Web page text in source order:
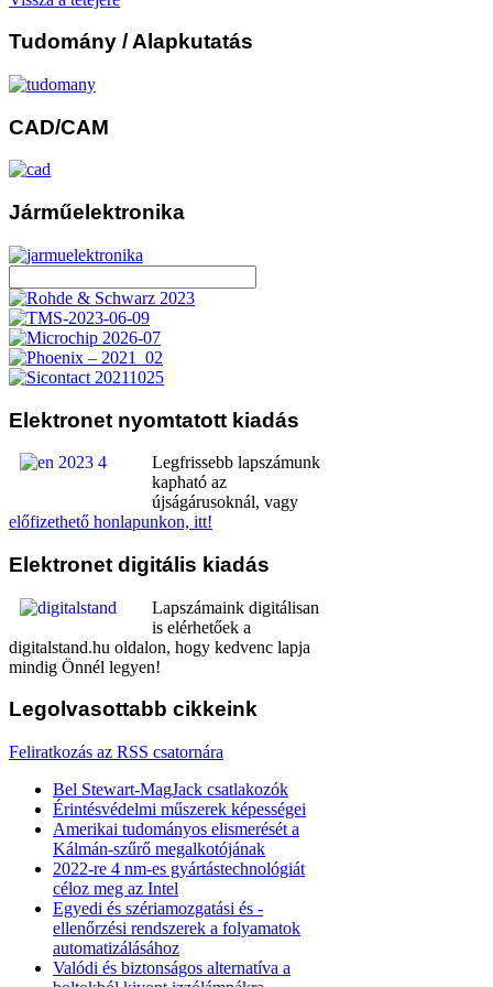
Tudomány / Alapkutatás
CAD/CAM
Járműelektronika
Elektronet nyomtatott kiadás
Legfrissebb lapszámunk
kapható az
újságárusoknál, vagy
előfizethető honlapunkon, itt!
Elektronet digitális kiadás
Lapszámaink digitálisan
is elérhetőek a
digitalstand.hu oldalon, hogy kedvenc lapja
mindig Önnél legyen!
Legolvasottabb cikkeink
Feliratkozás az RSS csatornára
Bel Stewart-MagJack csatlakozók
Érintésvédelmi műszerek képességei
Amerikai tudományos elismerését a
Kálmán-szűrő megalkotójának
2022-re 4 nm-es gyártástechnológiát
céloz meg az Intel
Egyedi és szériamozgatási és -
ellenőrzési rendszerek a folyamatok
automatizálásához
Valódi és biztonságos alternatíva a